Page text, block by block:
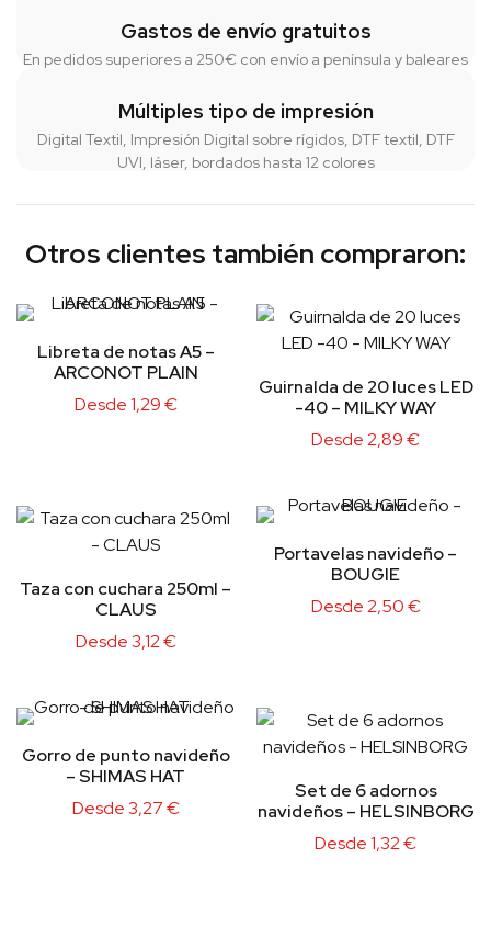
Gastos de envío gratuitos
En pedidos superiores a 250€ con envío a península y baleares
Múltiples tipo de impresión
Digital Textil, Impresión Digital sobre rígidos, DTF textil, DTF
UVI, láser, bordados hasta 12 colores
Otros clientes también compraron:
Libreta de notas A5 –
ARCONOT PLAIN
Desde1,29€
Guirnalda de 20 luces LED
-40 – MILKY WAY
Desde2,89€
Taza con cuchara 250ml –
CLAUS
Desde3,12€
Portavelas navideño –
BOUGIE
Desde2,50€
Gorro de punto navideño
– SHIMAS HAT
Desde3,27€
Set de 6 adornos
navideños – HELSINBORG
Desde1,32€